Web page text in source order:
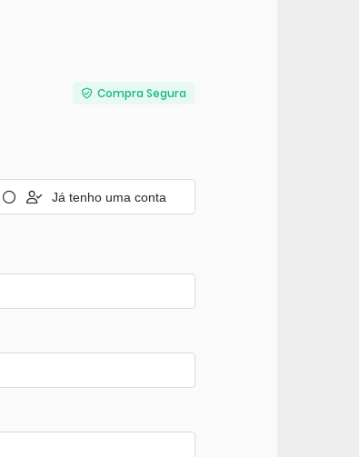
Compra Segura
Já tenho uma conta